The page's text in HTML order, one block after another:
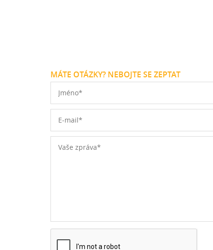
MÁTE OTÁZKY? NEBOJTE SE ZEPTAT